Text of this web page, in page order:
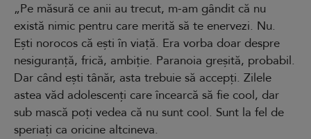
„Pe măsură ce anii au trecut, m-am gândit că nu
există nimic pentru care merită să te enervezi. Nu.
Ești norocos că ești în viață. Era vorba doar despre
nesiguranță, frică, ambiție. Paranoia greșită, probabil.
Dar când ești tânăr, asta trebuie să accepți. Zilele
astea văd adolescenți care încearcă să fie cool, dar
sub mască poți vedea că nu sunt cool. Sunt la fel de
speriați ca oricine altcineva.